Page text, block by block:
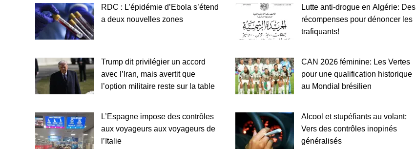
RDC : L’épidémie d’Ebola s’étend
a deux nouvelles zones
Lutte anti-drogue en Algérie: Des
récompenses pour dénoncer les
trafiquants!
Trump dit privilégier un accord
avec l’Iran, mais avertit que
l’option militaire reste sur la table
CAN 2026 féminine: Les Vertes
pour une qualification historique
au Mondial brésilien
L’Espagne impose des contrôles
aux voyageurs aux voyageurs de
l’Italie
Alcool et stupéfiants au volant:
Vers des contrôles inopinés
généralisés